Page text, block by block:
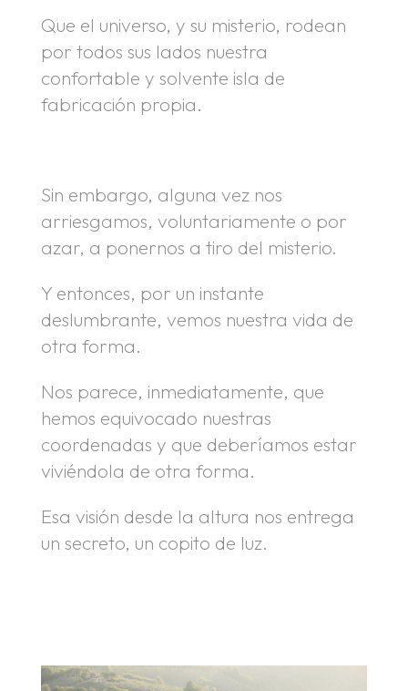
Que el universo, y su misterio, rodean
por todos sus lados nuestra
confortable y solvente isla de
fabricación propia.
Sin embargo, alguna vez nos
arriesgamos, voluntariamente o por
azar, a ponernos a tiro del misterio.
Y entonces, por un instante
deslumbrante, vemos nuestra vida de
otra forma.
Nos parece, inmediatamente, que
hemos equivocado nuestras
coordenadas y que deberíamos estar
viviéndola de otra forma.
Esa visión desde la altura nos entrega
un secreto, un copito de luz.